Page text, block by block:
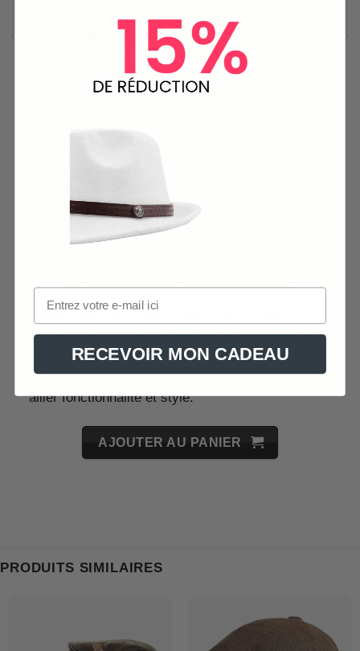
Un Classique Réinventé : La Fusion de
Tradition et de Modernité
classique. Sa texture tissée robuste
sentiment de durabilité tout en ajoutant du charme
à votre tenue. La bordure en simili cuir réhausse
l’aspect élégant tout en assurant une jointure
solaire efficace. L’ajout d’une sangle ajustable à
l’arrière permet un ajustement personnalisé pour
un confort optimal. Conçue pour être portée dans
divers contextes, cette casquette est l’accessoire
d’hiver indispensable pour ceux qui cherchent à
allier fonctionnalité et style.
AJOUTER AU PANIER
PRODUITS SIMILAIRES
RECEVOIR MON CADEAU